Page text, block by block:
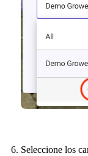
Seleccione los